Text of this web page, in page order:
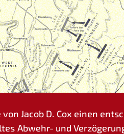
Jacob D. Cox einen
Abwehr- und